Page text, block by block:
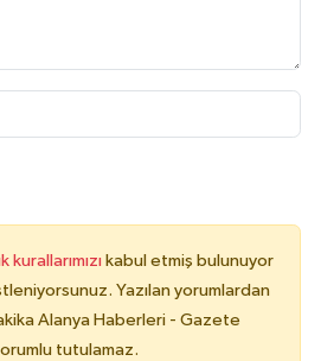
kurallarımızı kabul etmiş bulunuyor
Yazılan yorumlardan
Alanya Haberleri - Gazete
tutulamaz.